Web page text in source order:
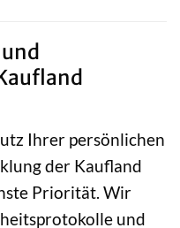
Ihrer persönlichen
der Kaufland
Priorität. Wir
und